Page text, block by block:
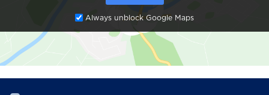
Always unblock Google Maps